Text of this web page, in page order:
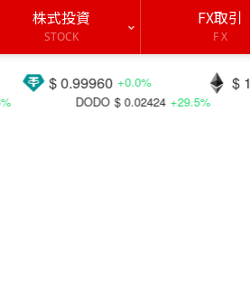
株式投資
STOCK
FX取引
F X
$ 1897.26 +1.7%
+0.0%
BICO $ 0.02996
+29.5%